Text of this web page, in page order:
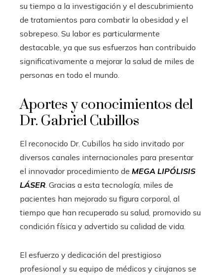
su tiempo a la investigación y el descubrimiento
de tratamientos para combatir la obesidad y el
sobrepeso. Su labor es particularmente
destacable, ya que sus esfuerzos han contribuido
significativamente a mejorar la salud de miles de
personas en todo el mundo.
Aportes y conocimientos del
Dr. Gabriel Cubillos
El reconocido Dr. Cubillos ha sido invitado por
diversos canales internacionales para presentar
el innovador procedimiento de MEGA LIPÓLISIS
LÁSER . Gracias a esta tecnología, miles de
pacientes han mejorado su figura corporal, al
tiempo que han recuperado su salud, promovido su
condición física y advertido su calidad de vida.
El esfuerzo y dedicación del prestigioso
profesional y su equipo de médicos y cirujanos se